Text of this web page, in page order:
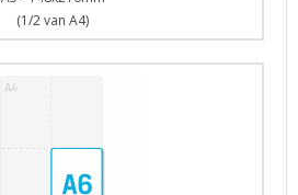
(1/2 van A4)